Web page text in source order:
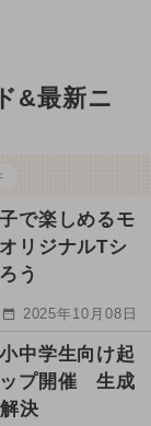
&最新ニ
で楽しめるモ
リジナルTシ
う
2025年10月08日
中学生向け起
プ開催 生成
決